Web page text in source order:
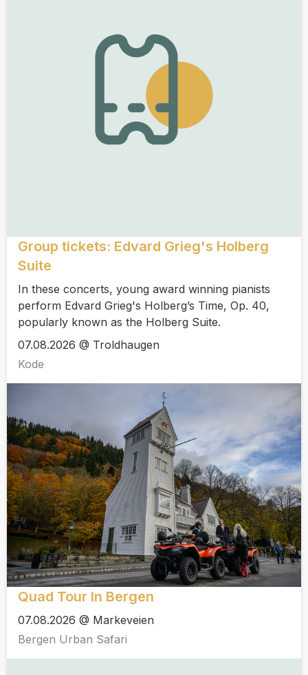
Group tickets: Edvard Grieg's Holberg
Suite
In these concerts, young award winning pianists
perform Edvard Grieg's Holberg’s Time, Op. 40,
popularly known as the Holberg Suite.
07.08.2026 @ Troldhaugen
Kode
Quad Tour In Bergen
07.08.2026 @ Markeveien
Bergen Urban Safari